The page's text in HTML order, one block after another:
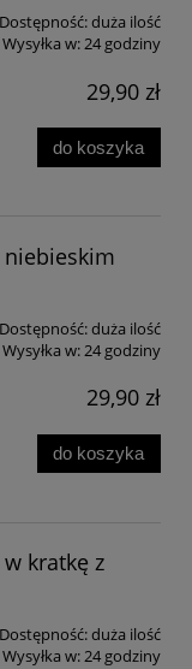
Dostępność:duża ilość
Wysyłka w:24 godziny
29,90 zł
do koszyka
niebieskim
Dostępność:duża ilość
Wysyłka w:24 godziny
29,90 zł
do koszyka
kratkę z
Dostępność:duża ilość
Wysyłka w:24 godziny